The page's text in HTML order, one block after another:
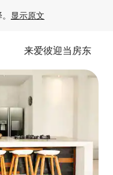
显示原文
来爱彼迎当房东